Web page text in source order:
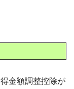
金額調整控除が